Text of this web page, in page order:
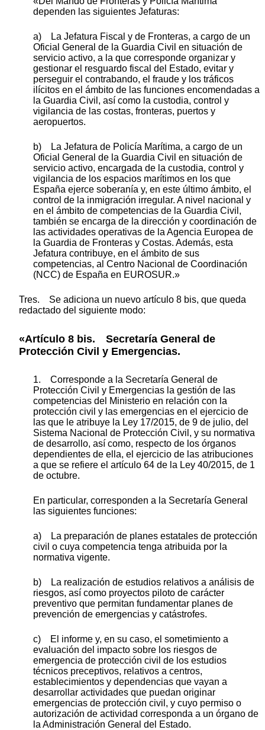
dependen las siguientes Jefaturas:
a) La Jefatura Fiscal y de Fronteras, a cargo de un
Oficial General de la Guardia Civil en situación de
servicio activo, a la que corresponde organizar y
gestionar el resguardo fiscal del Estado, evitar y
perseguir el contrabando, el fraude y los tráficos
ilícitos en el ámbito de las funciones encomendadas a
la Guardia Civil, así como la custodia, control y
vigilancia de las costas, fronteras, puertos y
aeropuertos.
b) La Jefatura de Policía Marítima, a cargo de un
Oficial General de la Guardia Civil en situación de
servicio activo, encargada de la custodia, control y
vigilancia de los espacios marítimos en los que
España ejerce soberanía y, en este último ámbito, el
control de la inmigración irregular. A nivel nacional y
en el ámbito de competencias de la Guardia Civil,
también se encarga de la dirección y coordinación de
las actividades operativas de la Agencia Europea de
la Guardia de Fronteras y Costas. Además, esta
Jefatura contribuye, en el ámbito de sus
competencias, al Centro Nacional de Coordinación
(NCC) de España en EUROSUR.»
Tres. Se adiciona un nuevo artículo 8 bis, que queda
redactado del siguiente modo:
«Artículo 8 bis. Secretaría General de
Protección Civil y Emergencias.
1. Corresponde a la Secretaría General de
Protección Civil y Emergencias la gestión de las
competencias del Ministerio en relación con la
protección civil y las emergencias en el ejercicio de
las que le atribuye la Ley 17/2015, de 9 de julio, del
Sistema Nacional de Protección Civil, y su normativa
de desarrollo, así como, respecto de los órganos
dependientes de ella, el ejercicio de las atribuciones
a que se refiere el artículo 64 de la Ley 40/2015, de 1
de octubre.
En particular, corresponden a la Secretaría General
las siguientes funciones:
a) La preparación de planes estatales de protección
civil o cuya competencia tenga atribuida por la
normativa vigente.
b) La realización de estudios relativos a análisis de
riesgos, así como proyectos piloto de carácter
preventivo que permitan fundamentar planes de
prevención de emergencias y catástrofes.
c) El informe y, en su caso, el sometimiento a
evaluación del impacto sobre los riesgos de
emergencia de protección civil de los estudios
técnicos preceptivos, relativos a centros,
establecimientos y dependencias que vayan a
desarrollar actividades que puedan originar
emergencias de protección civil, y cuyo permiso o
autorización de actividad corresponda a un órgano de
la Administración General del Estado.